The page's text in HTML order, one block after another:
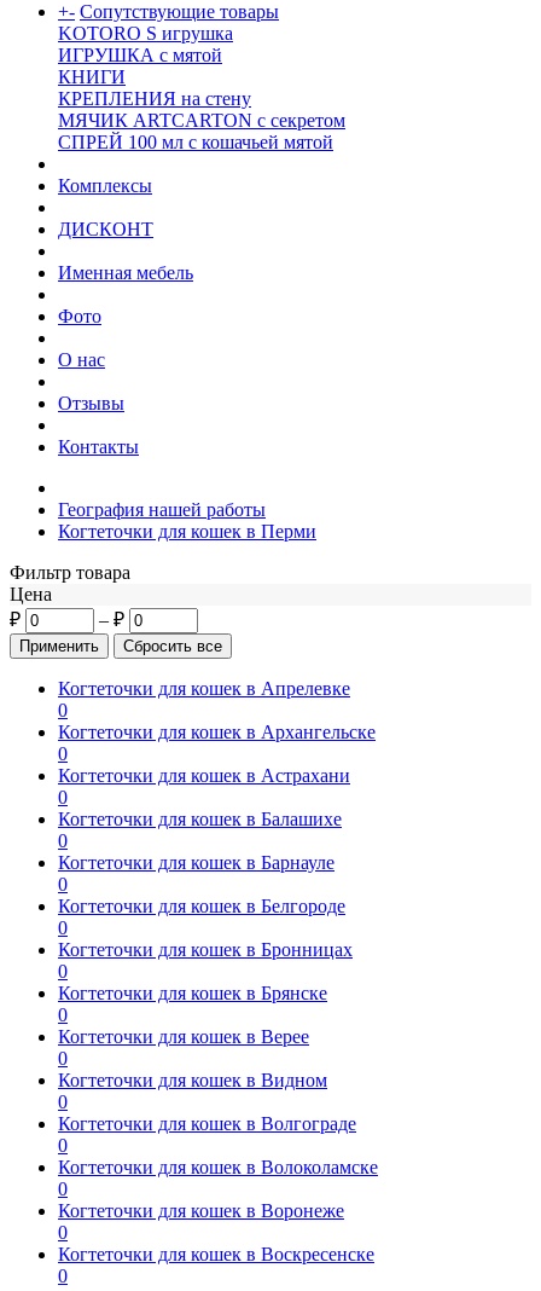
+- Сопутствующие товары
KOTORO S игрушка
ИГРУШКА с мятой
КНИГИ
КРЕПЛЕНИЯ на стену
МЯЧИК ARTCARTON с секретом
СПРЕЙ 100 мл с кошачьей мятой
Комплексы
ДИСКОНТ
Именная мебель
Фото
О нас
Отзывы
Контакты
География нашей работы
Когтеточки для кошек в Перми
Фильтр товара
Цена
₽
– ₽
Когтеточки для кошек в Апрелевке
0
Когтеточки для кошек в Архангельске
0
Когтеточки для кошек в Астрахани
0
Когтеточки для кошек в Балашихе
0
Когтеточки для кошек в Барнауле
0
Когтеточки для кошек в Белгороде
0
Когтеточки для кошек в Бронницах
0
Когтеточки для кошек в Брянске
0
Когтеточки для кошек в Верее
0
Когтеточки для кошек в Видном
0
Когтеточки для кошек в Волгограде
0
Когтеточки для кошек в Волоколамске
0
Когтеточки для кошек в Воронеже
0
Когтеточки для кошек в Воскресенске
0